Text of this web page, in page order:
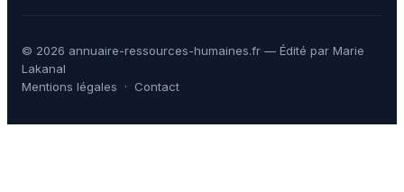
© 2026 annuaire-ressources-humaines.fr — Édité par Marie
Lakanal
Mentions légales · Contact